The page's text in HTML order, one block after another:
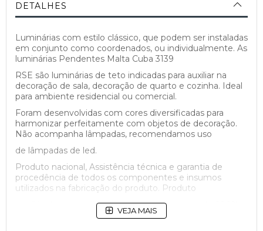
DETALHES
Luminárias com estilo clássico, que podem ser instaladas
em conjunto como coordenados, ou individualmente. As
luminárias Pendentes Malta Cuba 3139
RSE são luminárias de teto indicadas para auxiliar na
decoração de sala, decoração de quarto e cozinha. Ideal
para ambiente residencial ou comercial.
Foram desenvolvidas com cores diversificadas para
harmonizar perfeitamente com objetos de decoração.
Não acompanha lâmpadas, recomendamos uso
de lâmpadas de led.
Produto nacional, Assistência técnica e garantia de
procedência de todos os componentes e insumos
utilizados na fabricação do produto. Produto
confiável com qualidade garantida e assegurada. 100%
VEJA MAIS